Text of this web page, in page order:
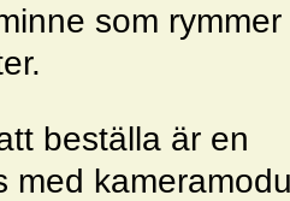
som rymmer
beställa är en
med